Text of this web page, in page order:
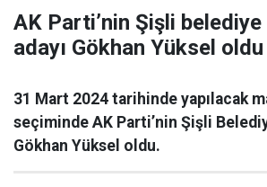
AK Parti’nin Şişli belediye
adayı Gökhan Yüksel oldu
31 Mart 2024 tarihinde yapılacak
seçiminde AK Parti’nin Şişli
Gökhan Yüksel oldu.